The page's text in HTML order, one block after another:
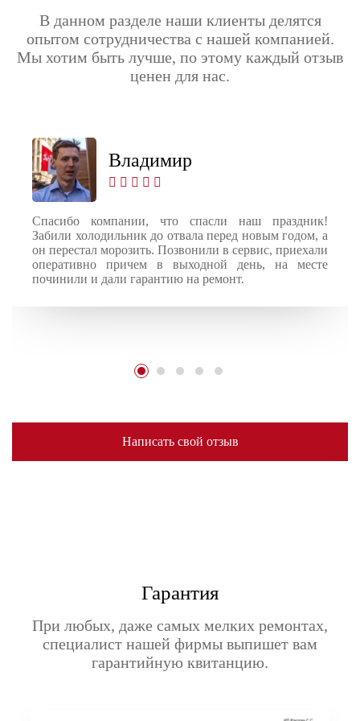
В данном разделе наши клиенты делятся
опытом сотрудничества с нашей компанией.
Мы хотим быть лучше, по этому каждый отзыв
ценен для нас.
Владимир
Спасибо компании, что спасли наш праздник!
Забили холодильник до отвала перед новым годом, а
он перестал морозить. Позвонили в сервис, приехали
оперативно причем в выходной день, на месте
починили и дали гарантию на ремонт.
Написать свой отзыв
Гарантия
При любых, даже самых мелких ремонтах,
специалист нашей фирмы выпишет вам
гарантийную квитанцию.